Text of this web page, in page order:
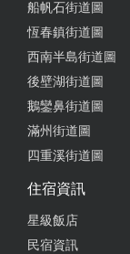
船帆石街道圖
恆春鎮街道圖
西南半島街道圖
後壁湖街道圖
鵝鑾鼻街道圖
滿州街道圖
四重溪街道圖
住宿資訊
星級飯店
民宿資訊